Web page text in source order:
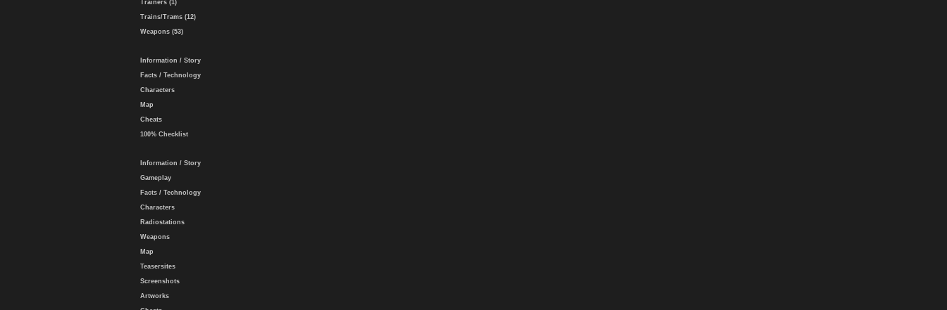
Trainers (1)
Trains/Trams (12)
Weapons (53)
Information / Story
Facts / Technology
Characters
Map
Cheats
100% Checklist
Information / Story
Gameplay
Facts / Technology
Characters
Radiostations
Weapons
Map
Teasersites
Screenshots
Artworks